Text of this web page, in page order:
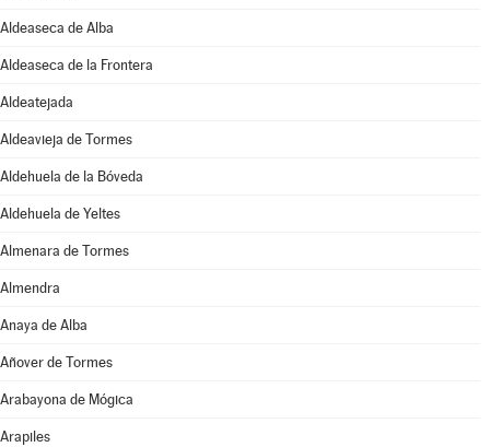
Aldeaseca de Alba
Aldeaseca de la Frontera
Aldeatejada
Aldeavieja de Tormes
Aldehuela de la Bóveda
Aldehuela de Yeltes
Almenara de Tormes
Almendra
Anaya de Alba
Añover de Tormes
Arabayona de Mógica
Arapiles